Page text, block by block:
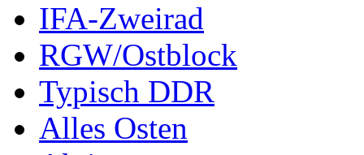
IFA-Zweirad
RGW/Ostblock
Typisch DDR
Alles Osten